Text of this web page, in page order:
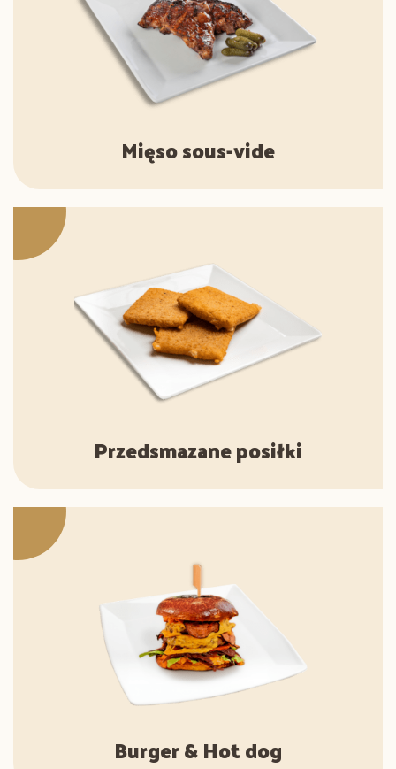
Mięso sous-vide
Przedsmazane posiłki
Burger & Hot dog